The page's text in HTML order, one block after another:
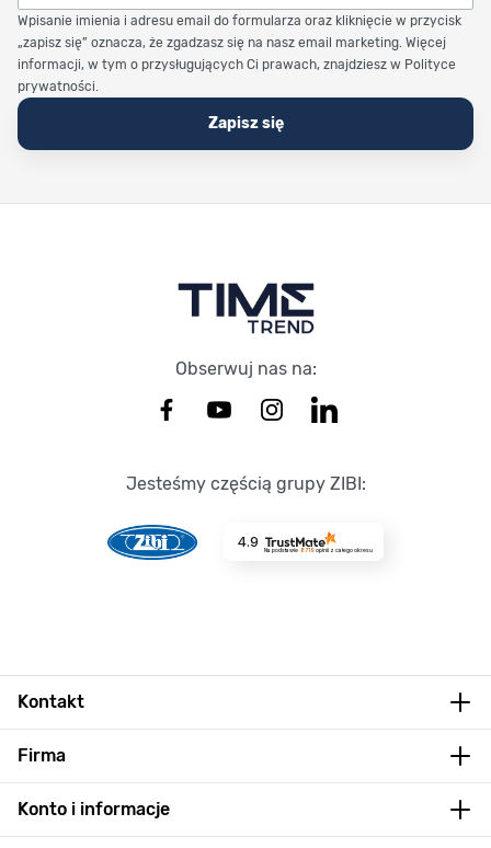
Wpisanie imienia i adresu email do formularza oraz kliknięcie w przycisk
„zapisz się” oznacza, że zgadzasz się na nasz email marketing. Więcej
informacji, w tym o przysługujących Ci prawach, znajdziesz w Polityce
prywatności.
Zapisz się
Obserwuj nas na:
Jesteśmy częścią grupy ZIBI:
4.9
Na podstawie 8719opinii z całego okresu
Kontakt
Firma
Konto i informacje